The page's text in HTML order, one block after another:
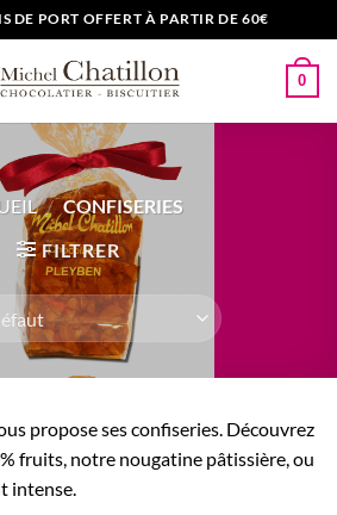
DE PORT OFFERT À PARTIR DE 60€
0
/ CONFISERIES
FILTRER
propose ses confiseries. Découvrez
fruits, notre nougatine pâtissière, ou
intense.